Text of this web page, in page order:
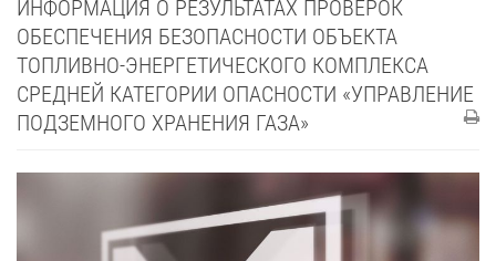
ИНФОРМАЦИЯ О РЕЗУЛЬТАТАХ ПРОВЕРОК
ОБЕСПЕЧЕНИЯ БЕЗОПАСНОСТИ ОБЪЕКТА
ТОПЛИВНО-ЭНЕРГЕТИЧЕСКОГО КОМПЛЕКСА
СРЕДНЕЙ КАТЕГОРИИ ОПАСНОСТИ «УПРАВЛЕНИЕ
ПОДЗЕМНОГО ХРАНЕНИЯ ГАЗА»